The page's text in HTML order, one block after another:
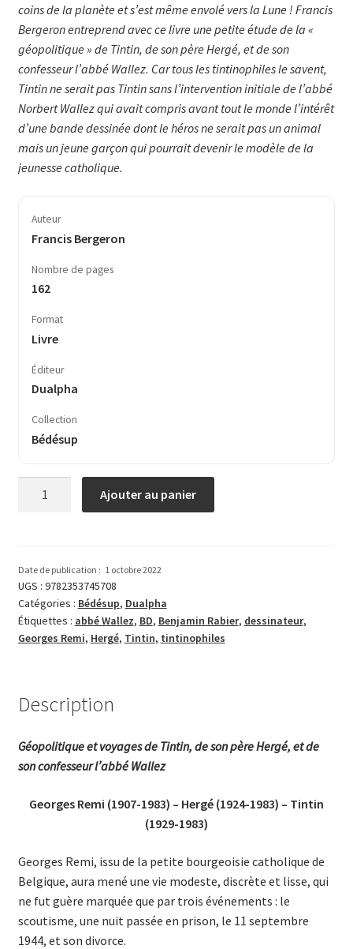
coins de la planète et s’est même envolé vers la Lune ! Francis
Bergeron entreprend avec ce livre une petite étude de la «
géopolitique » de Tintin, de son père Hergé, et de son
confesseur l’abbé Wallez. Car tous les tintinophiles le savent,
Tintin ne serait pas Tintin sans l’intervention initiale de l’abbé
Norbert Wallez qui avait compris avant tout le monde l’intérêt
d’une bande dessinée dont le héros ne serait pas un animal
mais un jeune garçon qui pourrait devenir le modèle de la
jeunesse catholique.
Auteur
Francis Bergeron
Nombre de pages
162
Format
Livre
Éditeur
Dualpha
Collection
Bédésup
voyageur
immobile
Ajouter au panier
Date de publication : 1 octobre 2022
UGS : 9782353745708
Catégories : Bédésup, Dualpha
Étiquettes : abbé Wallez, BD, Benjamin Rabier, dessinateur,
Georges Remi, Hergé, Tintin, tintinophiles
Description
Géopolitique et voyages de Tintin, de son père Hergé, et de
son confesseur l’abbé Wallez
Georges Remi (1907-1983) – Hergé (1924-1983) – Tintin
(1929-1983)
Georges Remi, issu de la petite bourgeoisie catholique de
Belgique, aura mené une vie modeste, discrète et lisse, qui
ne fut guère marquée que par trois événements : le
scoutisme, une nuit passée en prison, le 11 septembre
1944, et son divorce.